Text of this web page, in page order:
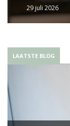
29 juli 2026
LAATSTE BLOG